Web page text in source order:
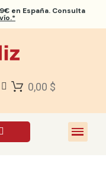
en España. Consulta
0,00 $